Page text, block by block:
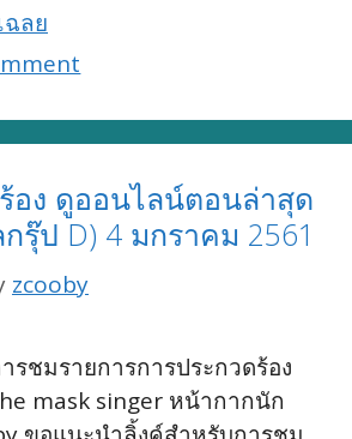
ฉลย
อง ดูออนไลน์ตอนล่าสุด
รุ๊ป D) 4 มกราคม 2561
zcooby
รชมรายการการประกวดร้อง
mask singer หน้ากากนัก